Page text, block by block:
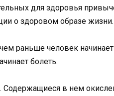
для здоровья
о здоровом образе жизни.
раньше человек начинает
болеть.
Содержащиеся в нем